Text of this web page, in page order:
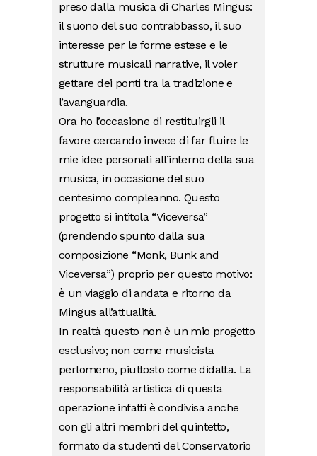
preso dalla musica di Charles Mingus:
il suono del suo contrabbasso, il suo
interesse per le forme estese e le
strutture musicali narrative, il voler
gettare dei ponti tra la tradizione e
l’avanguardia.
Ora ho l’occasione di restituirgli il
favore cercando invece di far fluire le
mie idee personali all’interno della sua
musica, in occasione del suo
centesimo compleanno. Questo
progetto si intitola “Viceversa”
(prendendo spunto dalla sua
composizione “Monk, Bunk and
Viceversa”) proprio per questo motivo:
è un viaggio di andata e ritorno da
Mingus all’attualità.
In realtà questo non è un mio progetto
esclusivo; non come musicista
perlomeno, piuttosto come didatta. La
responsabilità artistica di questa
operazione infatti è condivisa anche
con gli altri membri del quintetto,
formato da studenti del Conservatorio